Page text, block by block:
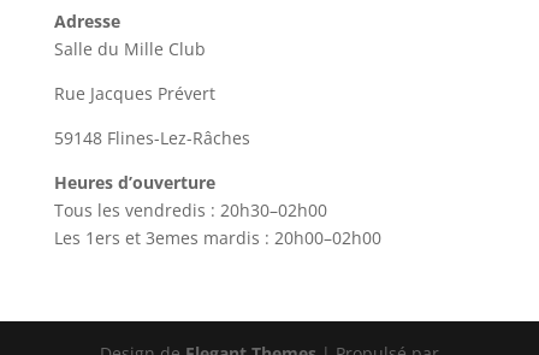
Adresse
Salle du Mille Club
Rue Jacques Prévert
59148 Flines-Lez-Râches
Heures d’ouverture
Tous les vendredis : 20h30–02h00
Les 1ers et 3emes mardis : 20h00–02h00